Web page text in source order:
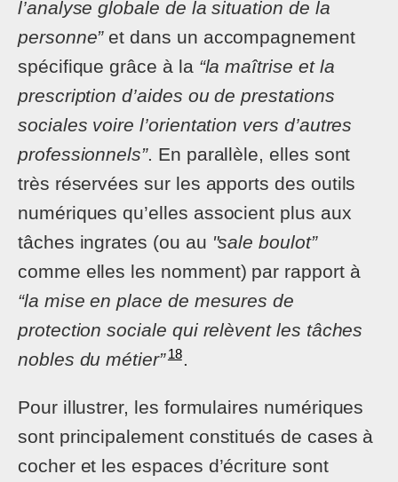
l’analyse globale de la situation de la
personne”et dans un accompagnement
spécifique grâce à la “la maîtrise et la
prescription d’aides ou de prestations
sociales voire l’orientation vers d’autres
professionnels”. En parallèle, elles sont
très réservées sur les apports des outils
numériques qu’elles associent plus aux
tâches ingrates (ou au "sale boulot”
comme elles les nomment) par rapport à
“la mise en place de mesures de
protection sociale qui relèvent les tâches
nobles du métier” 18 .
Pour illustrer, les formulaires numériques
sont principalement constitués de cases à
cocher et les espaces d’écriture sont